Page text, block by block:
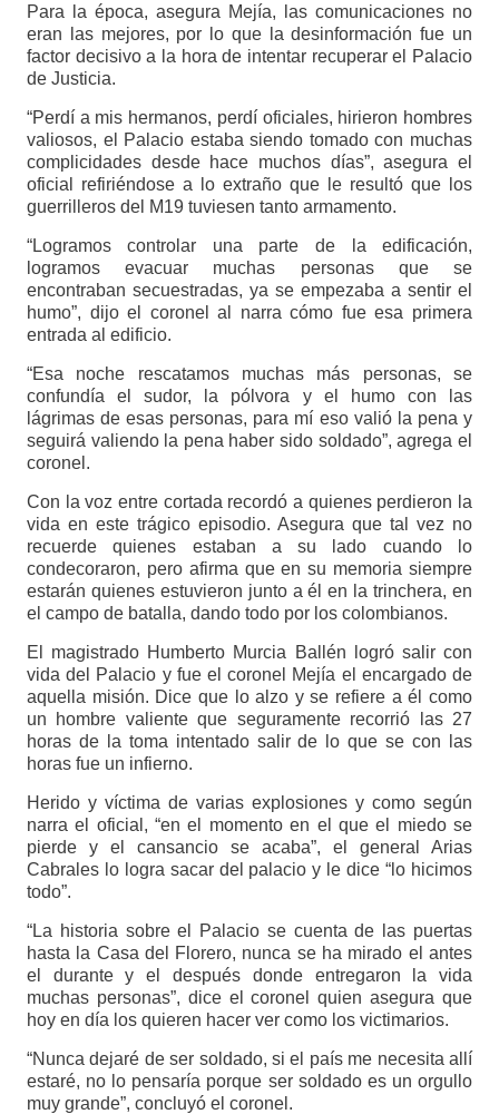
Para la época, asegura Mejía, las comunicaciones no
eran las mejores, por lo que la desinformación fue un
factor decisivo a la hora de intentar recuperar el Palacio
de Justicia.
“Perdí a mis hermanos, perdí oficiales, hirieron hombres
valiosos, el Palacio estaba siendo tomado con muchas
complicidades desde hace muchos días”, asegura el
oficial refiriéndose a lo extraño que le resultó que los
guerrilleros del M19 tuviesen tanto armamento.
“Logramos controlar una parte de la edificación,
logramos evacuar muchas personas que se
encontraban secuestradas, ya se empezaba a sentir el
humo”, dijo el coronel al narra cómo fue esa primera
entrada al edificio.
“Esa noche rescatamos muchas más personas, se
confundía el sudor, la pólvora y el humo con las
lágrimas de esas personas, para mí eso valió la pena y
seguirá valiendo la pena haber sido soldado”, agrega el
coronel.
Con la voz entre cortada recordó a quienes perdieron la
vida en este trágico episodio. Asegura que tal vez no
recuerde quienes estaban a su lado cuando lo
condecoraron, pero afirma que en su memoria siempre
estarán quienes estuvieron junto a él en la trinchera, en
el campo de batalla, dando todo por los colombianos.
El magistrado Humberto Murcia Ballén logró salir con
vida del Palacio y fue el coronel Mejía el encargado de
aquella misión. Dice que lo alzo y se refiere a él como
un hombre valiente que seguramente recorrió las 27
horas de la toma intentado salir de lo que se con las
horas fue un infierno.
Herido y víctima de varias explosiones y como según
narra el oficial, “en el momento en el que el miedo se
pierde y el cansancio se acaba”, el general Arias
Cabrales lo logra sacar del palacio y le dice “lo hicimos
todo”.
“La historia sobre el Palacio se cuenta de las puertas
hasta la Casa del Florero, nunca se ha mirado el antes
el durante y el después donde entregaron la vida
muchas personas”, dice el coronel quien asegura que
hoy en día los quieren hacer ver como los victimarios.
“Nunca dejaré de ser soldado, si el país me necesita allí
estaré, no lo pensaría porque ser soldado es un orgullo
muy grande”, concluyó el coronel.